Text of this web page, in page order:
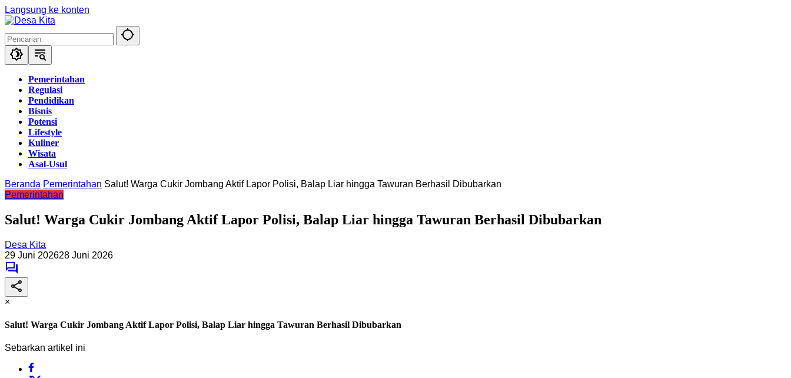
Langsung ke konten
Pemerintahan
Regulasi
Pendidikan
Bisnis
Potensi
Lifestyle
Kuliner
Wisata
Asal-Usul
Beranda Pemerintahan Salut! Warga Cukir Jombang Aktif Lapor Polisi, Balap Liar hingga Tawuran Berhasil Dibubarkan
Pemerintahan
Salut! Warga Cukir Jombang Aktif Lapor Polisi, Balap Liar hingga Tawuran Berhasil Dibubarkan
Desa Kita
29 Juni 202628 Juni 2026
×
Salut! Warga Cukir Jombang Aktif Lapor Polisi, Balap Liar hingga Tawuran Berhasil Dibubarkan
Sebarkan artikel ini